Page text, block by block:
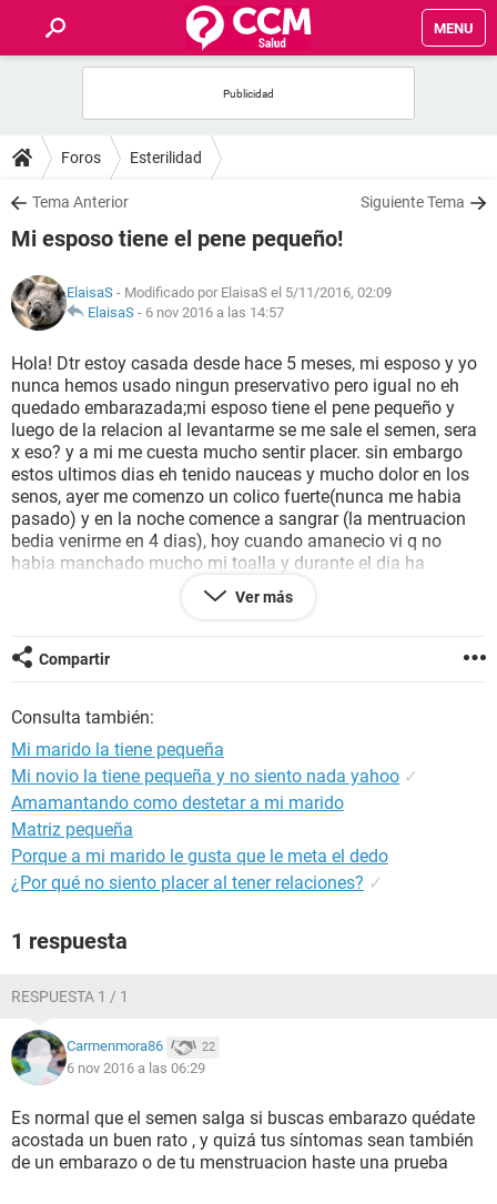
MENU
FOROS
SALUD
FAMILIA
NUTRICIÓN
BIENESTAR
SEXUALIDAD
GLOSARIO
Foros Esterilidad
Tema Anterior Siguiente Tema
Mi esposo tiene el pene pequeño!
ElaisaS - Modificado por ElaisaS el 5/11/2016, 02:09
ElaisaS - 6 nov 2016 a las 14:57
Hola! Dtr estoy casada desde hace 5 meses, mi esposo y yo
nunca hemos usado ningun preservativo pero igual no eh
quedado embarazada;mi esposo tiene el pene pequeño y
luego de la relacion al levantarme se me sale el semen, sera
x eso? y a mi me cuesta mucho sentir placer. sin embargo
estos ultimos dias eh tenido nauceas y mucho dolor en los
senos, ayer me comenzo un colico fuerte(nunca me habia
pasado) y en la noche comence a sangrar (la mentruacion
bedia venirme en 4 dias), hoy cuando amanecio vi q no
habia manchado mucho mi toalla y durante el dia ha
seguido el dolor en el vientre y poco sangrado.. Sera la
menstruacion con nuevos sintomas o puedo estar
Ver más
Compartir
Consulta también:
Mi marido la tiene pequeña
Mi novio la tiene pequeña y no siento nada yahoo ✓
Amamantando como destetar a mi marido
Matriz pequeña
Porque a mi marido le gusta que le meta el dedo
¿Por qué no siento placer al tener relaciones? ✓
1 respuesta
RESPUESTA 1 / 1
Carmenmora86 22
6 nov 2016 a las 06:29
Es normal que el semen salga si buscas embarazo quédate
acostada un buen rato , y quizá tus síntomas sean también
de un embarazo o de tu menstruacion haste una prueba